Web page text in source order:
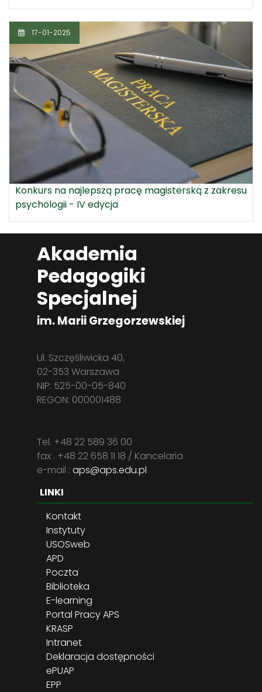
17-01-2025
Konkurs na najlepszą pracę magisterską z zakresu
psychologii - IV edycja
Akademia
Pedagogiki
Specjalnej
im. Marii Grzegorzewskiej
Ul. Szczęśliwicka 40,
02-353 Warszawa
NIP: 525-00-05-840
REGON: 000001488
Tel. +48 22 589 36 00
fax . +48 22 658 11 18 / Kancelaria
e-mail : aps@aps.edu.pl
LINKI
Kontakt
Instytuty
USOSweb
APD
Poczta
Biblioteka
E-learning
Portal Pracy APS
KRASP
Intranet
Deklaracja dostępności
ePUAP
EPP